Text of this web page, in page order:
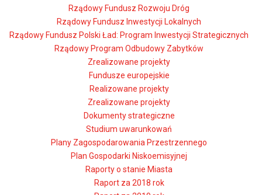
Rządowy Fundusz Rozwoju Dróg
Rządowy Fundusz Inwestycji Lokalnych
Rządowy Fundusz Polski Ład: Program Inwestycji Strategicznych
Rządowy Program Odbudowy Zabytków
Zrealizowane projekty
Fundusze europejskie
Realizowane projekty
Zrealizowane projekty
Dokumenty strategiczne
Studium uwarunkowań
Plany Zagospodarowania Przestrzennego
Plan Gospodarki Niskoemisyjnej
Raporty o stanie Miasta
Raport za 2018 rok